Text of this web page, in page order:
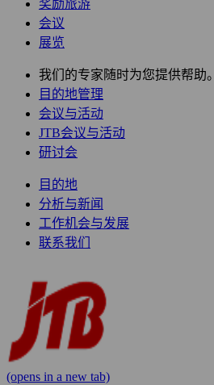
奖励旅游
会议
展览
我们的专家随时为您提供帮助。
目的地管理
会议与活动
JTB会议与活动
研讨会
目的地
分析与新闻
工作机会与发展
联系我们
(opens in a new tab)